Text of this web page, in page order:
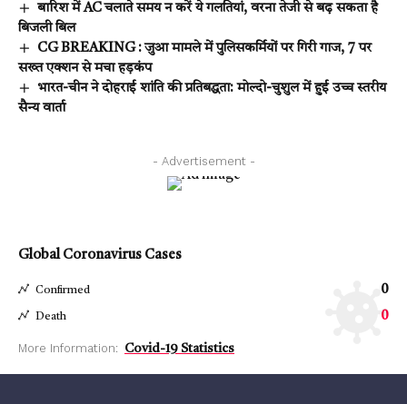
बारिश में AC चलाते समय न करें ये गलतियां, वरना तेजी से बढ़ सकता है
बिजली बिल
CG BREAKING : जुआ मामले में पुलिसकर्मियों पर गिरी गाज, 7 पर
सख्त एक्शन से मचा हड़कंप
भारत-चीन ने दोहराई शांति की प्रतिबद्धता: मोल्दो-चुशुल में हुई उच्च स्तरीय
सैन्य वार्ता
- Advertisement -
Global Coronavirus Cases
Confirmed 0
Death 0
More Information: Covid-19 Statistics